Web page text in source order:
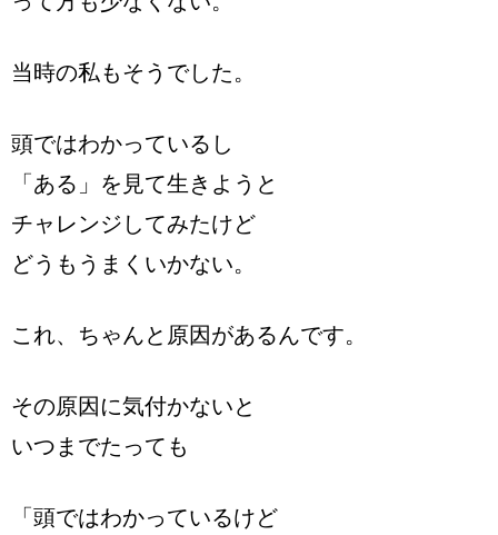
当時の私もそうでした。
頭ではわかっているし
「ある」を見て生きようと
チャレンジしてみたけど
どうもうまくいかない。
これ、ちゃんと原因があるんです。
その原因に気付かないと
いつまでたっても
「頭ではわかっているけど